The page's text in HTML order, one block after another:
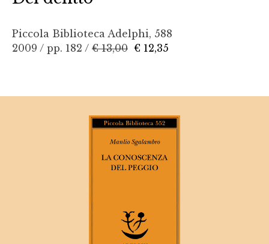
Piccola Biblioteca Adelphi, 588
2009 / pp. 182 / € 13,00 € 12,35